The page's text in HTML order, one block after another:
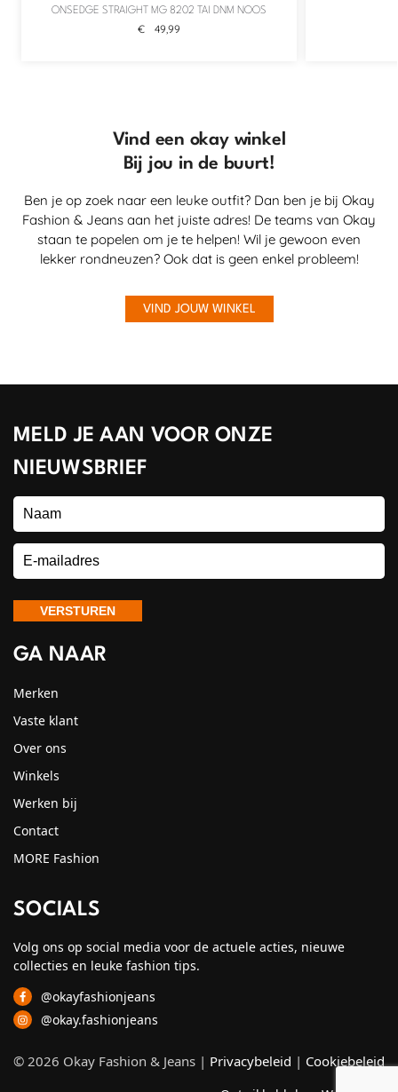
ONSEDGE STRAIGHT MG 8202 TAI DNM NOOS
€ 49,99
Vind een okay winkel
Bij jou in de buurt!
Ben je op zoek naar een leuke outfit? Dan ben je bij Okay
Fashion & Jeans aan het juiste adres! De teams van Okay
staan te popelen om je te helpen! Wil je gewoon even
lekker rondneuzen? Ook dat is geen enkel probleem!
VIND JOUW WINKEL
MELD JE AAN VOOR ONZE
NIEUWSBRIEF
GA NAAR
Merken
Vaste klant
Over ons
Winkels
Werken bij
Contact
MORE Fashion
SOCIALS
Volg ons op social media voor de actuele acties, nieuwe
collecties en leuke fashion tips.
@okayfashionjeans
@okay.fashionjeans
© 2026 Okay Fashion & Jeans | Privacybeleid | Cookiebeleid